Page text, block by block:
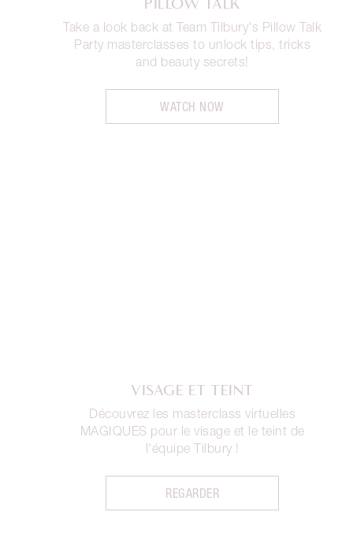
PILLOW TALK
Take a look back at Team Tilbury's Pillow Talk
Party masterclasses to unlock tips, tricks
and beauty secrets!
WATCH NOW
VISAGE ET TEINT
Découvrez les masterclass virtuelles
MAGIQUES pour le visage et le teint de
l'équipe Tilbury !
REGARDER